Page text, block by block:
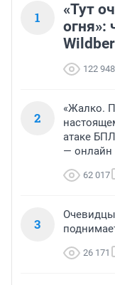
1
«Тут
огня»:
122 948
2
«Жалко.
атаке
— онлайн
62 017
3
26 171